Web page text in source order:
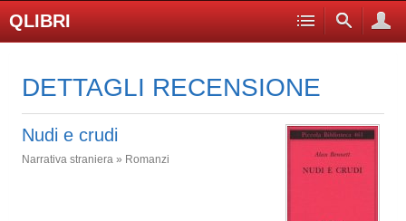
QLIBRI
DETTAGLI RECENSIONE
Nudi e crudi
Narrativa straniera » Romanzi